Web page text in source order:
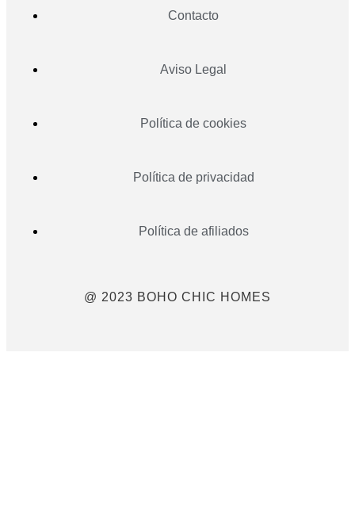
Contacto
Aviso Legal
Política de cookies
Política de privacidad
Política de afiliados
@ 2023 BOHO CHIC HOMES